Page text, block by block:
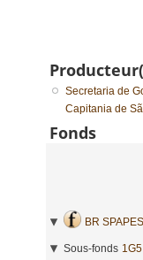
Secretaria de
Capitania de
Fonds
BR SPAPESP SEGOVC -
Sous-fonds